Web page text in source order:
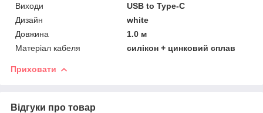
Виходи
USB to Type-C
Дизайн
white
Довжина
1.0 м
Матеріал кабеля
силікон + цинковий сплав
Приховати
Відгуки про товар